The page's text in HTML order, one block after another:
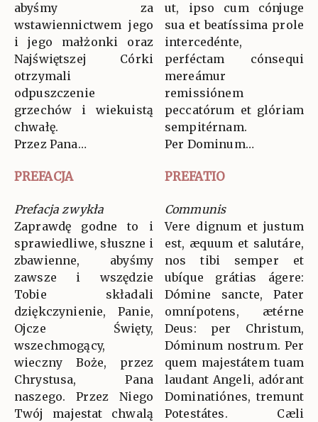
abyśmy za
wstawiennictwem jego
i jego małżonki oraz
Najświętszej Córki
otrzymali
odpuszczenie
grzechów i wiekuistą
chwałę.
Przez Pana…
ut, ipso cum cónjuge
sua et beatíssima prole
intercedénte,
perféctam cónsequi
mereámur
remissiónem
peccatórum et glóriam
sempitérnam.
Per Dominum…
PREFACJA PREFATIO
Prefacja zwykła
Zaprawdę godne to i
sprawiedliwe, słuszne i
zbawienne, abyśmy
zawsze i wszędzie
Tobie składali
dziękczynienie, Panie,
Ojcze Święty,
wszechmogący,
wieczny Boże, przez
Chrystusa, Pana
naszego. Przez Niego
Twój majestat chwalą
Communis
Vere dignum et justum
est, æquum et salutáre,
nos tibi semper et
ubíque grátias ágere:
Dómine sancte, Pater
omnípotens, ætérne
Deus: per Christum,
Dóminum nostrum. Per
quem majestátem tuam
laudant Angeli, adórant
Dominatiónes, tremunt
Potestátes. Cæli